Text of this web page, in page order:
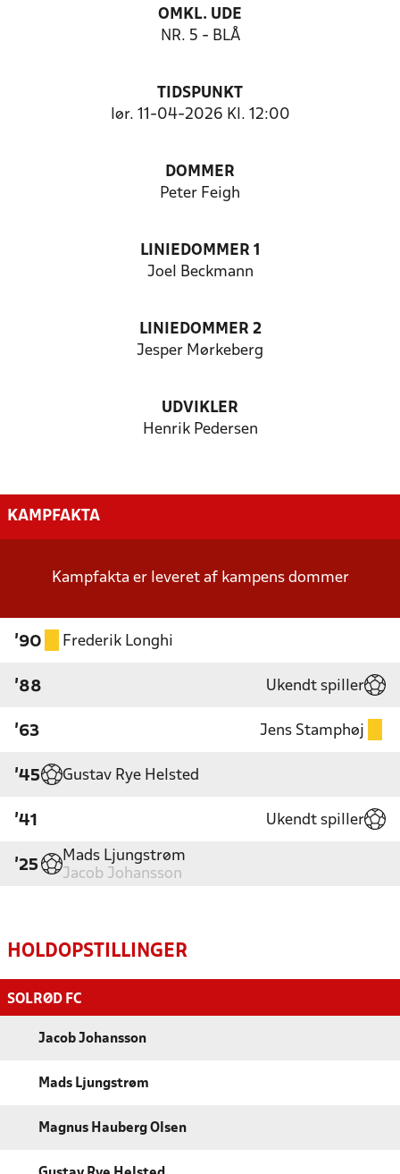
OMKL. UDE
NR. 5 - BLÅ
TIDSPUNKT
lør. 11-04-2026 Kl. 12:00
DOMMER
Peter Feigh
LINIEDOMMER 1
Joel Beckmann
LINIEDOMMER 2
Jesper Mørkeberg
UDVIKLER
Henrik Pedersen
KAMPFAKTA
Kampfakta er leveret af kampens dommer
'90 Frederik Longhi
'88 Ukendt spiller
'63 Jens Stamphøj
'45 Gustav Rye Helsted
'41 Ukendt spiller
'25
Mads Ljungstrøm
Jacob Johansson
HOLDOPSTILLINGER
SOLRØD FC
Jacob Johansson
Mads Ljungstrøm
Magnus Hauberg Olsen